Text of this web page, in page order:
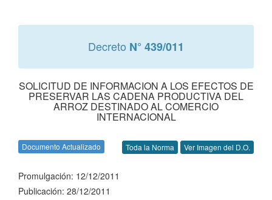
Decreto N° 439/011
SOLICITUD DE INFORMACION A LOS EFECTOS DE
PRESERVAR LAS CADENA PRODUCTIVA DEL
ARROZ DESTINADO AL COMERCIO
INTERNACIONAL
Documento Actualizado Toda la Norma Ver Imagen del D.O.
Promulgación: 12/12/2011
Publicación: 28/12/2011